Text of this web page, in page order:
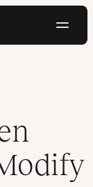
Information –